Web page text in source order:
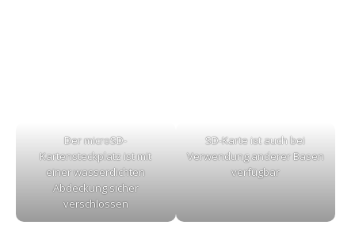
Der microSD-
Kartensteckplatz ist mit
einer wasserdichten
Abdeckung sicher
verschlossen
SD-Karte ist auch bei
Verwendung anderer Basen
verfügbar